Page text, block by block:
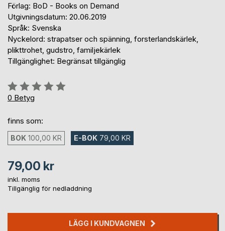
Förlag: BoD - Books on Demand
Utgivningsdatum: 20.06.2019
Språk: Svenska
Nyckelord: strapatser och spänning, forsterlandskärlek,
plikttrohet, gudstro, familjekärlek
Tillgänglighet: Begränsat tillgänglig
Betyg::
0%
0 Betyg
finns som:
BOK 100,00 KR E-BOK 79,00 KR
79,00 kr
inkl. moms
Tillgänglig för nedladdning
LÄGG I KUNDVAGNEN